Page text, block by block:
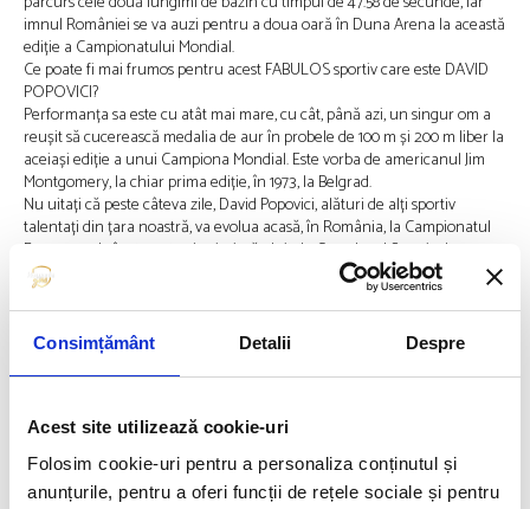
Consimțământ Detalii Despre
Acest site utilizează cookie-uri
Folosim cookie-uri pentru a personaliza conținutul și
anunțurile, pentru a oferi funcții de rețele sociale și pentru
imnul României se va auzi pentru a doua oară în Duna Arena la această
ediție a Campionatului Mondial.
Ce poate fi mai frumos pentru acest FABULOS sportiv care este DAVID
POPOVICI?
Performanța sa este cu atât mai mare, cu cât, până azi, un singur om a
reușit să cucerească medalia de aur în probele de 100 m și 200 m liber la
aceiași ediție a unui Campiona Mondial. Este vorba de americanul Jim
Montgomery, la chiar prima ediție, în 1973, la Belgrad.
Nu uitați că peste câteva zile, David Popovici, alături de alți sportiv
talentați din țara noastră, va evolua acasă, în România, la Campionatul
European de înot pentru juniori, găzduit de Complexul Sportiv de
Natație Otopeni, în perioada 5-10 iulie 2022!
FELICITĂRI, DAVID!
FELICITĂRI, ADRIAN!
Felicitări întregii echipe, dar și familiei care i-a fost mereu alături lui
David!
Credit foto: LaPresse Gian Mattia d’Alberto